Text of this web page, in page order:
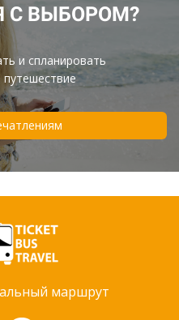
С ВЫБОРОМ?
и спланировать
маршрут